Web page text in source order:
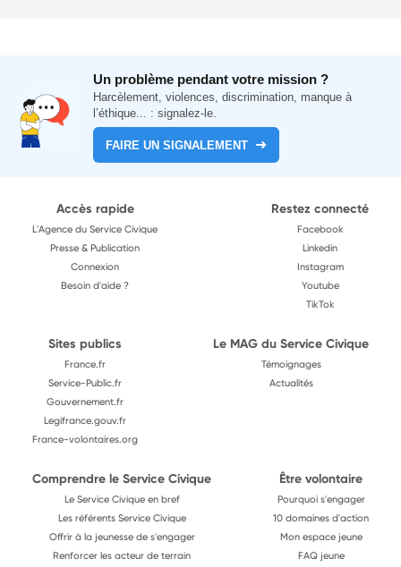
Un problème pendant votre mission ?
Harcèlement, violences, discrimination, manque à
l’éthique... : signalez-le.
FAIRE UN SIGNALEMENT
Accès rapide
L'Agence du Service Civique
Presse & Publication
Connexion
Besoin d'aide ?
Restez connecté
Facebook
Linkedin
Instagram
Youtube
TikTok
Sites publics
France.fr
Service-Public.fr
Gouvernement.fr
Legifrance.gouv.fr
France-volontaires.org
Le MAG du Service Civique
Témoignages
Actualités
Comprendre le Service Civique
Le Service Civique en bref
Les référents Service Civique
Offrir à la jeunesse de s'engager
Renforcer les acteur de terrain
Être volontaire
Pourquoi s'engager
10 domaines d'action
Mon espace jeune
FAQ jeune